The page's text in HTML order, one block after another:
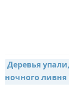
Деревья
ночного ливня